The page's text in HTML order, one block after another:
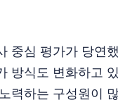
중심 평가가 당연
방식도 변화하고
력하는 구성원이